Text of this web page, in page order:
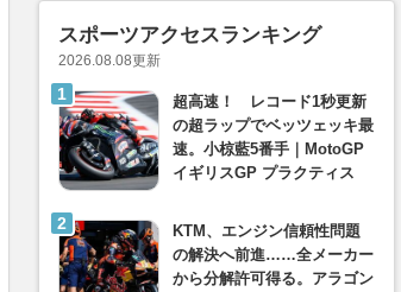
スポーツアクセスランキング
2026.08.08更新
超高速！ レコード1秒更新
の超ラップでベッツェッキ最
速。小椋藍5番手｜MotoGP
イギリスGP プラクティス
KTM、エンジン信頼性問題
の解決へ前進……全メーカー
から分解許可得る。アラゴン